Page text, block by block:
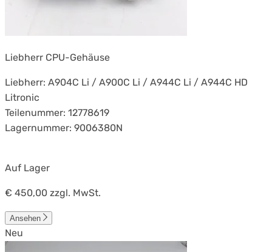
Liebherr CPU-Gehäuse
Liebherr: A904C Li / A900C Li / A944C Li / A944C HD
Litronic
Teilenummer: 12778619
Lagernummer: 9006380N
Auf Lager
€ 450,00zzgl. MwSt.
Ansehen
Neu